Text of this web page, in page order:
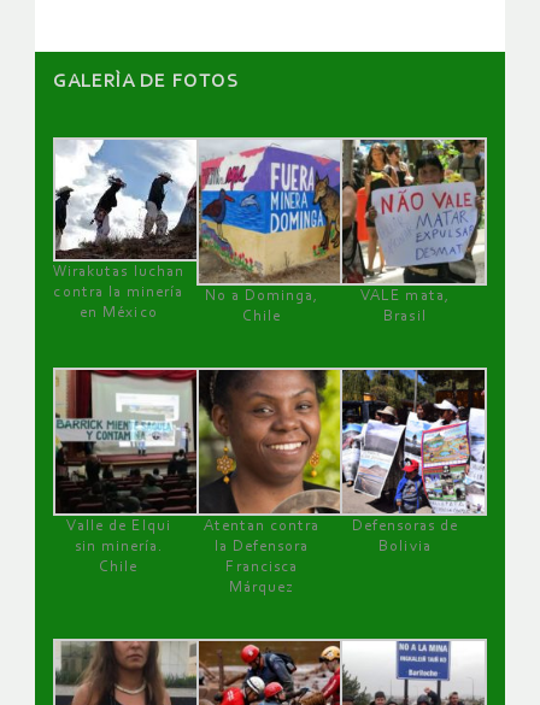
GALERÌA DE FOTOS
Wirakutas luchan
contra la minería
en México
No a Dominga,
Chile
VALE mata,
Brasil
Valle de Elqui
sin minería.
Chile
Atentan contra
la Defensora
Francisca
Márquez
Defensoras de
Bolivia